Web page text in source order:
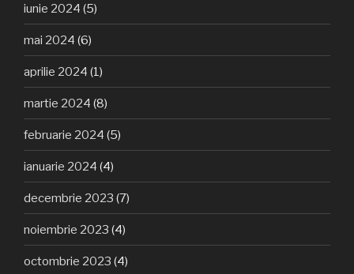
iunie 2024 (5)
mai 2024 (6)
aprilie 2024 (1)
martie 2024 (8)
februarie 2024 (5)
ianuarie 2024 (4)
decembrie 2023 (7)
noiembrie 2023 (4)
octombrie 2023 (4)